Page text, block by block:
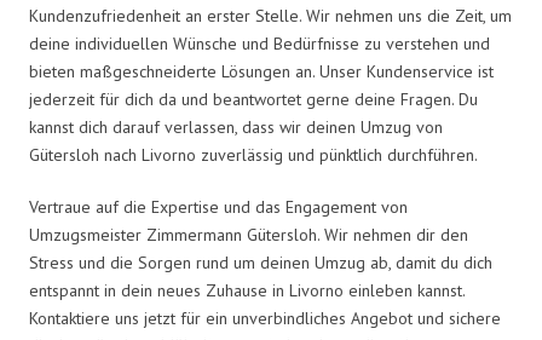
Kundenzufriedenheit an erster Stelle. Wir nehmen uns die Zeit, um
deine individuellen Wünsche und Bedürfnisse zu verstehen und
bieten maßgeschneiderte Lösungen an. Unser Kundenservice ist
jederzeit für dich da und beantwortet gerne deine Fragen. Du
kannst dich darauf verlassen, dass wir deinen Umzug von
Gütersloh nach Livorno zuverlässig und pünktlich durchführen.
Vertraue auf die Expertise und das Engagement von
Umzugsmeister Zimmermann Gütersloh. Wir nehmen dir den
Stress und die Sorgen rund um deinen Umzug ab, damit du dich
entspannt in dein neues Zuhause in Livorno einleben kannst.
Kontaktiere uns jetzt für ein unverbindliches Angebot und sichere